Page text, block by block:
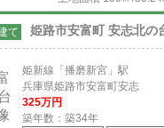
て 姫路市安富町 安志北の
姫新線「播磨新宮」駅
兵庫県姫路市安富町安志
325万円
築年数：築34年